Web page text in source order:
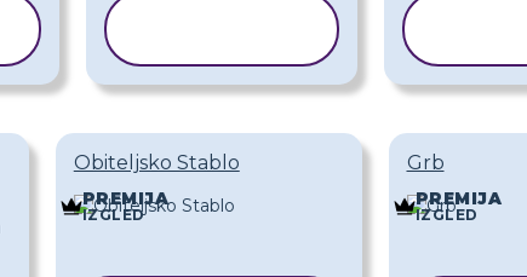
Obiteljsko Stablo
PREMIJA
IZGLED
Grb
PREMIJA
IZGLED